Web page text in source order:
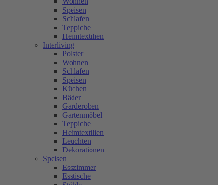
Speisen
Schlafen
Teppiche
Heimtextilien
Interliving
Polster
Wohnen
Schlafen
Speisen
Küchen
Bäder
Garderoben
Gartenmöbel
Teppiche
Heimtextilien
Leuchten
Dekorationen
Speisen
Esszimmer
Esstische